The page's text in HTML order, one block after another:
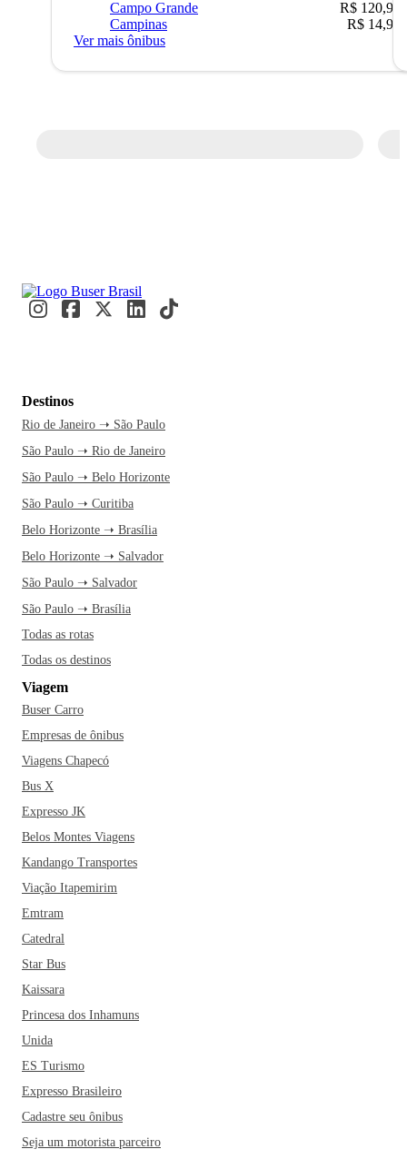
Campo Grande
R$ 120,90
Campinas
R$ 14,90
Ver mais ônibus
Destinos
Rio de Janeiro ➝ São Paulo
São Paulo ➝ Rio de Janeiro
São Paulo ➝ Belo Horizonte
São Paulo ➝ Curitiba
Belo Horizonte ➝ Brasília
Belo Horizonte ➝ Salvador
São Paulo ➝ Salvador
São Paulo ➝ Brasília
Todas as rotas
Todas os destinos
Viagem
Buser Carro
Empresas de ônibus
Viagens Chapecó
Bus X
Expresso JK
Belos Montes Viagens
Kandango Transportes
Viação Itapemirim
Emtram
Catedral
Star Bus
Kaissara
Princesa dos Inhamuns
Unida
ES Turismo
Expresso Brasileiro
Cadastre seu ônibus
Seja um motorista parceiro